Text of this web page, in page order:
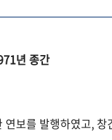
년 종간
보를 발행하였고,